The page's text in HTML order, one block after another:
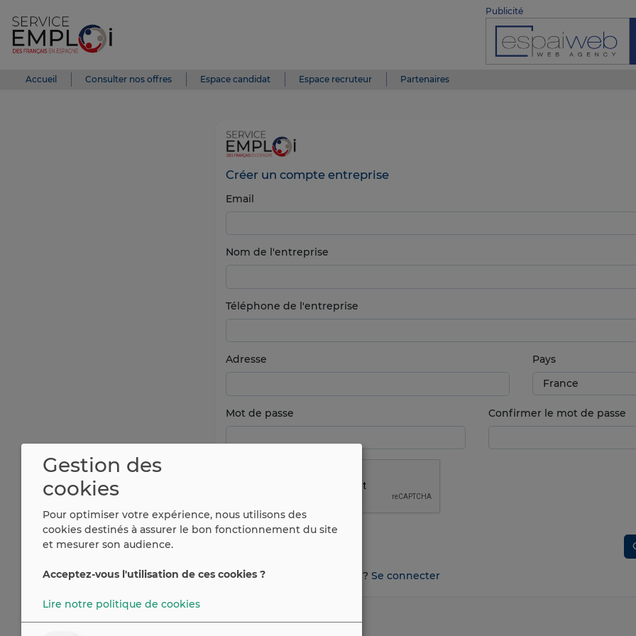
Publicité
Accueil Consulter nos offres Espace candidat Espace recruteur Partenaires
Créer un compte entreprise
Email
Nom de l'entreprise
Téléphone de l'entreprise
Adresse Pays
Mot de passe Confirmer le mot de passe
Vous avez déjà un compte ? Se connecter
Gestion des
cookies
Pour optimiser votre expérience, nous utilisons des
cookies destinés à assurer le bon fonctionnement du site
et mesurer son audience.
Acceptez-vous l'utilisation de ces cookies ?
Lire notre politique de cookies